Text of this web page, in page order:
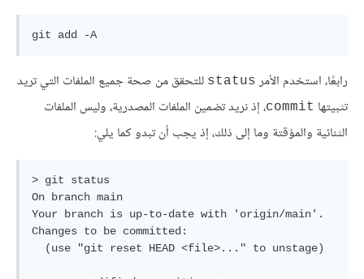
رابعًا، استخدم الأمر status للتحقق من صحة جميع الملفات التي تريد
تثبيتها commit، إذ نريد تضمين الملفات المصدرية، وليس الملفات
الثنائية والمؤقتة وما إلى ذلك، إذ يجب أن تبدو كما يلي:
> git status
On branch main
Your branch is up-to-date with 'origin/main'.
Changes to be committed: